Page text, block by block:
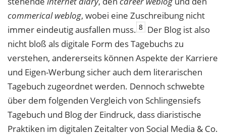
commerical weblog, wobei eine Zuschreibung nicht
immer eindeutig ausfallen muss. 8 Der Blog ist also
nicht bloß als digitale Form des Tagebuchs zu
verstehen, andererseits können Aspekte der Karriere
und Eigen-Werbung sicher auch dem literarischen
Tagebuch zugeordnet werden. Dennoch schwebte
über dem folgenden Vergleich von Schlingensiefs
Tagebuch und Blog der Eindruck, dass diaristische
Praktiken im digitalen Zeitalter von Social Media & Co.